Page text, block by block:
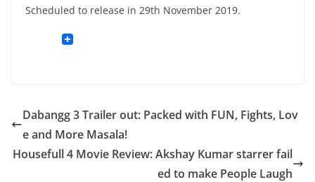
Scheduled to release in 29th November 2019.
Dabangg 3 Trailer out: Packed with FUN, Fights, Lov
e and More Masala!
Housefull 4 Movie Review: Akshay Kumar starrer fail
ed to make People Laugh